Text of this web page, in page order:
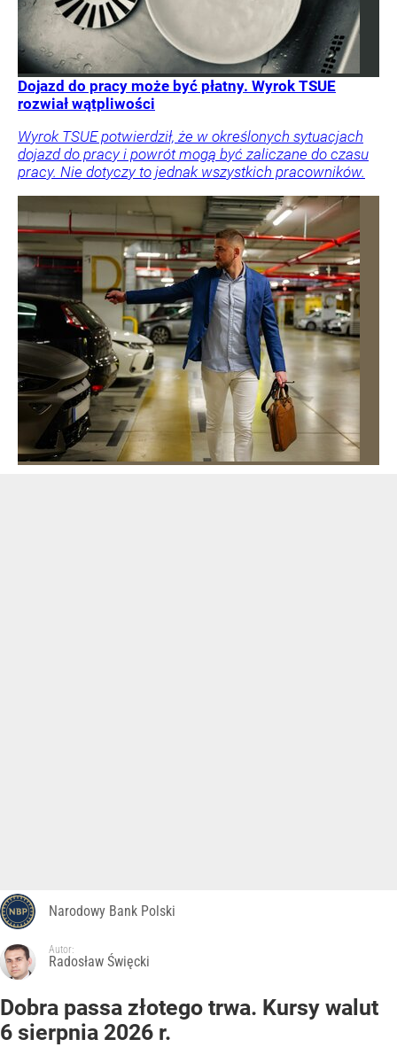
Dojazd do pracy może być płatny. Wyrok TSUE
rozwiał wątpliwości
Wyrok TSUE potwierdził, że w określonych sytuacjach
dojazd do pracy i powrót mogą być zaliczane do czasu
pracy. Nie dotyczy to jednak wszystkich pracowników.
Narodowy Bank Polski
Autor:
Radosław Święcki
Dobra passa złotego trwa. Kursy walut
6 sierpnia 2026 r.